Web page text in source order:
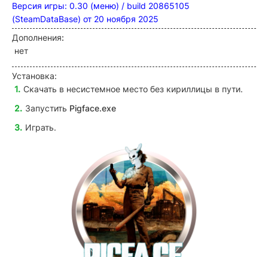
Версия игры: 0.30 (меню) / build 20865105
(SteamDataBase) от 20 ноября 2025
Дополнения:
нет
Установка:
Скачать в несистемное место без кириллицы в пути.
Запустить Pigface.exe
Играть.